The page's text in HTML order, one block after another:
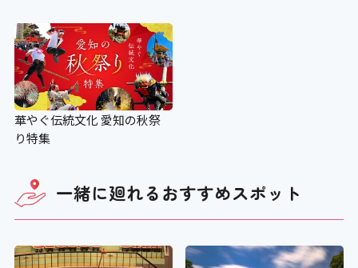
華やぐ伝統文化 愛知の秋祭
り特集
一緒に廻れるおすすめスポット